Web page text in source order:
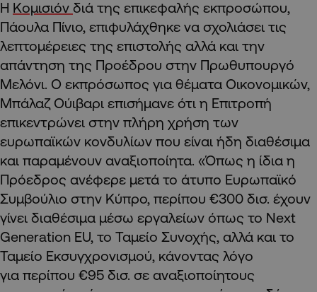
Η Κομισιόν διά της επικεφαλής εκπροσώπου,
Πάουλα Πίνιο, επιφυλάχθηκε να σχολιάσει τις
λεπτομέρειες της επιστολής αλλά και την
απάντηση της Προέδρου στην Πρωθυπουργό
Μελόνι. Ο εκπρόσωπος για θέματα Οικονομικών,
Μπάλαζ Ούιβαρι επισήμανε ότι η Επιτροπή
επικεντρώνει στην πλήρη χρήση των
ευρωπαϊκών κονδυλίων που είναι ήδη διαθέσιμα
και παραμένουν αναξιοποίητα. «Όπως η ίδια η
Πρόεδρος ανέφερε μετά το άτυπο Ευρωπαϊκό
Συμβούλιο στην Κύπρο, περίπου €300 δισ. έχουν
γίνει διαθέσιμα μέσω εργαλείων όπως το Next
Generation EU, το Ταμείο Συνοχής, αλλά και το
Ταμείο Εκσυγχρονισμού, κάνοντας λόγο
για περίπου €95 δισ. σε αναξιοποίητους